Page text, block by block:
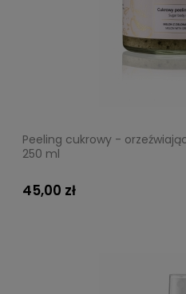
Peeling cukrowy -
250 ml
45,00 zł